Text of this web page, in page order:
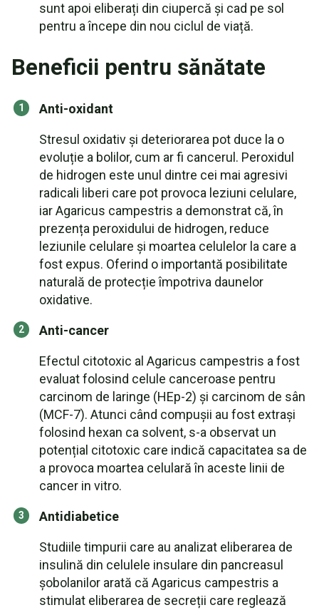
sunt apoi eliberați din ciupercă și cad pe sol
pentru a începe din nou ciclul de viață.
Beneficii pentru sănătate
Anti-oxidant
Stresul oxidativ și deteriorarea pot duce la o
evoluție a bolilor, cum ar fi cancerul. Peroxidul
de hidrogen este unul dintre cei mai agresivi
radicali liberi care pot provoca leziuni celulare,
iar Agaricus campestris a demonstrat că, în
prezența peroxidului de hidrogen, reduce
leziunile celulare și moartea celulelor la care a
fost expus. Oferind o importantă posibilitate
naturală de protecție împotriva daunelor
oxidative.
Anti-cancer
Efectul citotoxic al Agaricus campestris a fost
evaluat folosind celule canceroase pentru
carcinom de laringe (HEp-2) și carcinom de sân
(MCF-7). Atunci când compușii au fost extrași
folosind hexan ca solvent, s-a observat un
potențial citotoxic care indică capacitatea sa de
a provoca moartea celulară în aceste linii de
cancer in vitro.
Antidiabetice
Studiile timpurii care au analizat eliberarea de
insulină din celulele insulare din pancreasul
șobolanilor arată că Agaricus campestris a
stimulat eliberarea de secreții care reglează